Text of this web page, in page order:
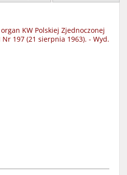
KW Polskiej Zjednoczonej
197 (21 sierpnia 1963). - Wyd.